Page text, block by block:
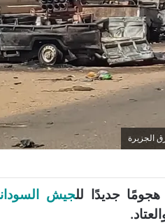
الجزيرة
جديدًا للجيش